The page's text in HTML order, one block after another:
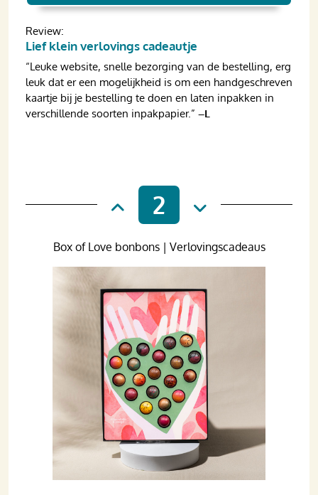
Review:
Lief klein verlovings cadeautje
“Leuke website, snelle bezorging van de bestelling, erg
leuk dat er een mogelijkheid is om een handgeschreven
kaartje bij je bestelling te doen en laten inpakken in
verschillende soorten inpakpapier.” –L
2
Box of Love bonbons | Verlovingscadeaus